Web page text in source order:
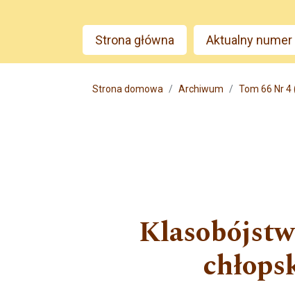
Main menu
Strona główna Aktualny numer
Strona domowa Archiwum Tom 66 Nr 4